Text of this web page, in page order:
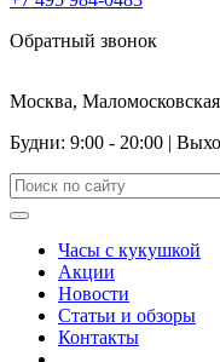
Обратный звонок
Москва,
Будни: 9:00 - 20:00 |
Часы с кукушкой
Акции
Новости
Статьи и обзоры
Контакты